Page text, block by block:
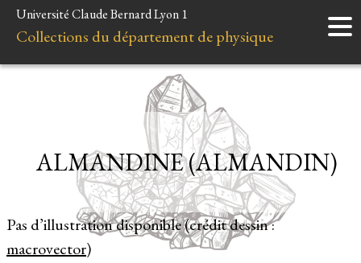
Accueil
Instruments
Liens et ressources
Université Claude Bernard Lyon 1
Collections du département de physique
Pas d’illustration disponible (crédit dessin :
macrovector)
ALMANDINE (ALMANDIN)